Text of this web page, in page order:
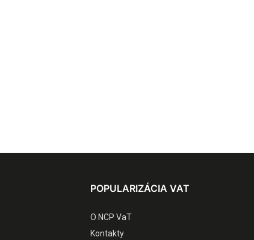
POPULARIZÁCIA VAT
O NCP VaT
Kontakty